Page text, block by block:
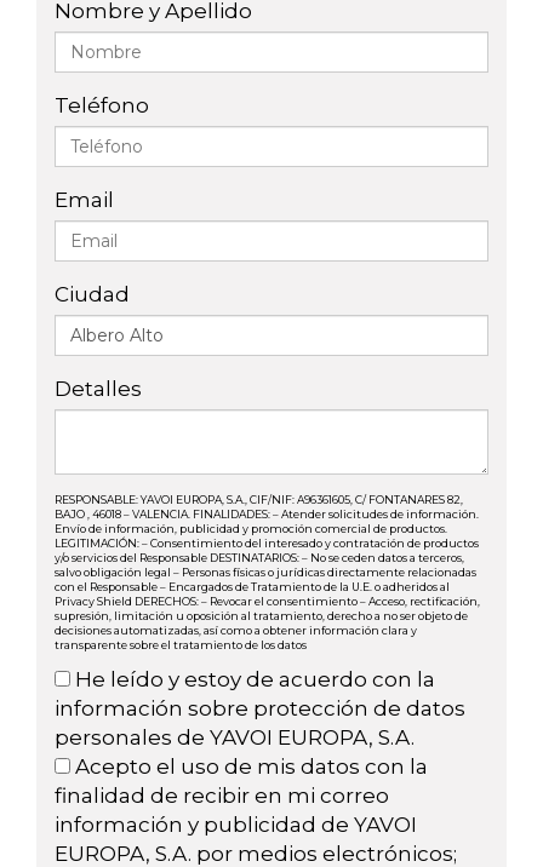
Nombre y Apellido
Teléfono
Email
Ciudad
Detalles
RESPONSABLE: YAVOI EUROPA, S.A., CIF/NIF: A96361605, C/ FONTANARES 82,
BAJO , 46018 – VALENCIA. FINALIDADES: – Atender solicitudes de información.
Envío de información, publicidad y promoción comercial de productos.
LEGITIMACIÓN: – Consentimiento del interesado y contratación de productos
y/o servicios del Responsable DESTINATARIOS: – No se ceden datos a terceros,
salvo obligación legal – Personas físicas o jurídicas directamente relacionadas
con el Responsable – Encargados de Tratamiento de la U.E. o adheridos al
Privacy Shield DERECHOS: – Revocar el consentimiento – Acceso, rectificación,
supresión, limitación u oposición al tratamiento, derecho a no ser objeto de
decisiones automatizadas, así como a obtener información clara y
transparente sobre el tratamiento de los datos
He leído y estoy de acuerdo con la
información sobre protección de datos
personales de YAVOI EUROPA, S.A.
Acepto el uso de mis datos con la
finalidad de recibir en mi correo
información y publicidad de YAVOI
EUROPA, S.A. por medios electrónicos;